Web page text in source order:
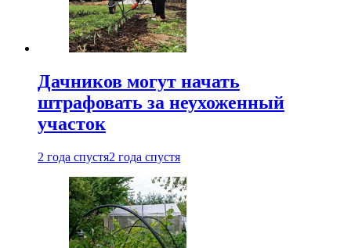
Дачников могут начать
штрафовать за неухоженный
участок
2 года спустя2 года спустя